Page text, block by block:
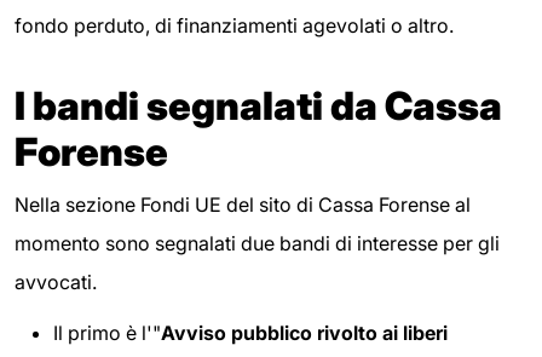
fondo perduto, di finanziamenti agevolati o altro.
I bandi segnalati da Cassa
Forense
Nella sezione Fondi UE del sito di Cassa Forense al
momento sono segnalati due bandi di interesse per gli
avvocati.
Il primo è l'"Avviso pubblico rivolto ai liberi